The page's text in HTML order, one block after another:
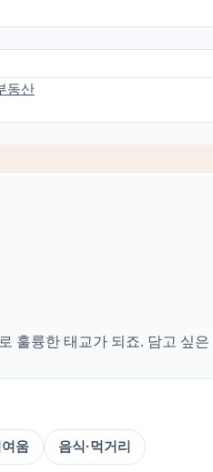
동산
훌륭한 태교가 되죠. 담고 싶은
여움 음식·먹거리